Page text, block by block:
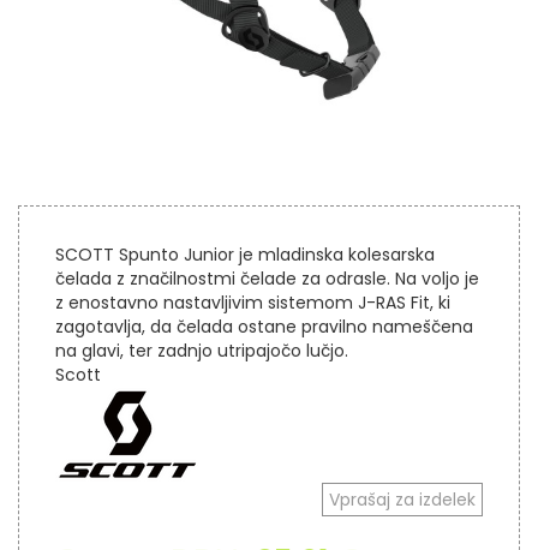
SCOTT Spunto Junior je mladinska kolesarska
čelada z značilnostmi čelade za odrasle. Na voljo je
z enostavno nastavljivim sistemom J-RAS Fit, ki
zagotavlja, da čelada ostane pravilno nameščena
na glavi, ter zadnjo utripajočo lučjo.
Scott
Vprašaj za izdelek